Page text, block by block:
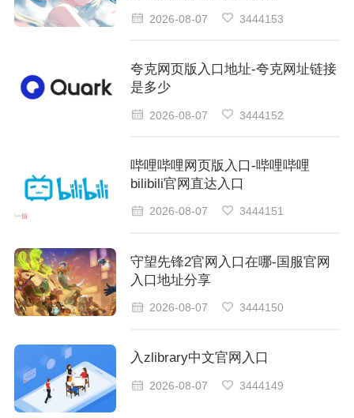
2026-08-07 3444153
夸克网页版入口地址-夸克网址链接
是多少
2026-08-07 3444152
哔哩哔哩网页版入口-哔哩哔哩
bilibili官网直达入口
2026-08-07 3444151
守望先锋2官网入口在哪-国服官网
入口地址分享
2026-08-07 3444150
入zlibrary中文官网入口
2026-08-07 3444149